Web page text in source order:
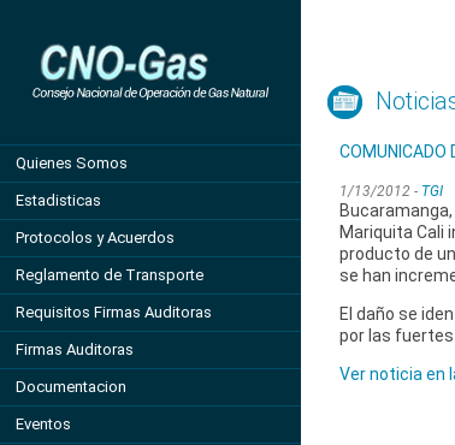
Quienes Somos
Estadisticas
Protocolos y Acuerdos
Reglamento de Transporte
Requisitos Firmas Auditoras
Firmas Auditoras
Documentacion
Eventos
COMUNICADO
1/13/2012 - TGI
Mariquita Cali
producto de
se han
El daño se
por las
Ver noticia en